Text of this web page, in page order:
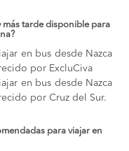
más tarde disponible para
en bus desde Nazca
por ExcluCiva
en bus desde Nazca
por Cruz del Sur.
para viajar en